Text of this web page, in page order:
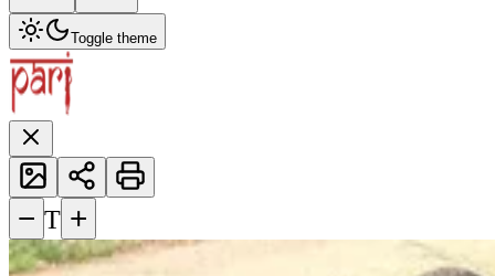
Toggle theme
− T +